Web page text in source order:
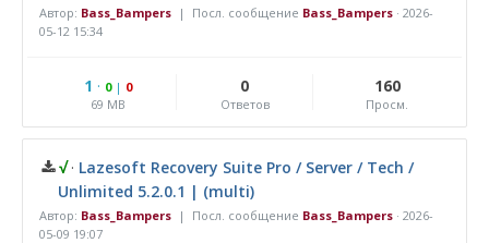
Автор: Bass_Bampers | Посл. сообщение Bass_Bampers · 2026-
05-12 15:34
1 · 0| 0
69 MB
0
Ответов
160
Просм.
√ · Lazesoft Recovery Suite Pro / Server / Tech /
Unlimited 5.2.0.1 | (multi)
Автор: Bass_Bampers | Посл. сообщение Bass_Bampers · 2026-
05-09 19:07